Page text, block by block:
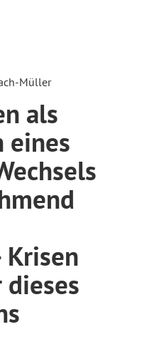
Müller
als
Krisen
dieses